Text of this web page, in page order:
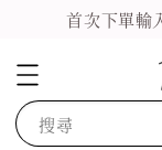
首次下單輸
搜尋